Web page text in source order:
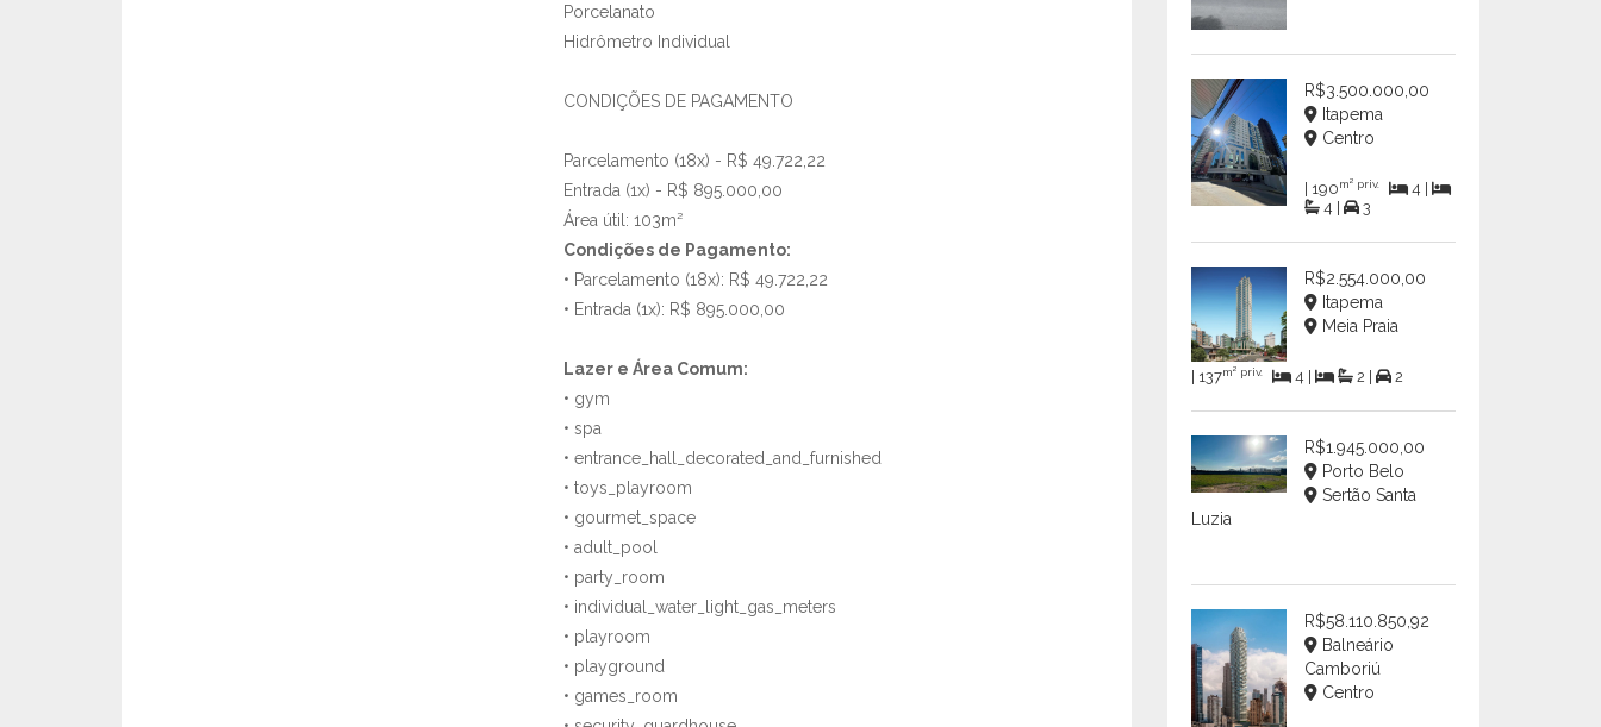
Porcelanato
Hidrômetro Individual
CONDIÇÕES DE PAGAMENTO
Parcelamento (18x) - R$ 49.722,22
Entrada (1x) - R$ 895.000,00
Área útil: 103m²
Condições de Pagamento:
• Parcelamento (18x): R$ 49.722,22
• Entrada (1x): R$ 895.000,00
Lazer e Área Comum:
• gym
• spa
• entrance_hall_decorated_and_furnished
• toys_playroom
• gourmet_space
• adult_pool
• party_room
• individual_water_light_gas_meters
• playroom
• playground
• games_room
R$3.500.000,00
Itapema
Centro
| 190m² priv.
4 |
4 |
3
R$2.554.000,00
Itapema
Meia Praia
| 137m² priv. 4 | 2 | 2
R$1.945.000,00
Porto Belo
Sertão Santa
Luzia
R$58.110.850,92
Balneário
Camboriú
Centro